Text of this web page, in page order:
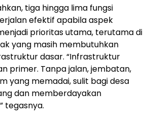
tiga hingga lima fungsi
efektif apabila aspek
prioritas utama, terutama di
yang masih membutuhkan
dasar. “Infrastruktur
primer. Tanpa jalan, jembatan,
yang memadai, sulit bagi desa
dan memberdayakan
tegasnya.